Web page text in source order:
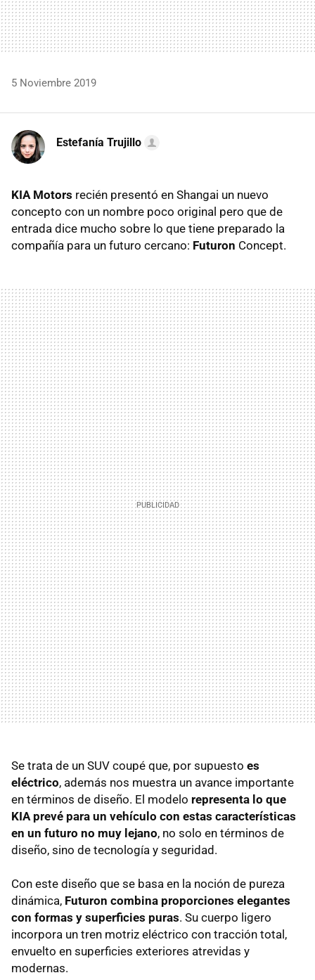
5 Noviembre 2019
Estefanía Trujillo
KIA Motors recién presentó en Shangai un nuevo
concepto con un nombre poco original pero que de
entrada dice mucho sobre lo que tiene preparado la
compañía para un futuro cercano: Futuron Concept.
Se trata de un SUV coupé que, por supuesto es
eléctrico, además nos muestra un avance importante
en términos de diseño. El modelo representa lo que
KIA prevé para un vehículo con estas características
en un futuro no muy lejano, no solo en términos de
diseño, sino de tecnología y seguridad.
Con este diseño que se basa en la noción de pureza
dinámica, Futuron combina proporciones elegantes
con formas y superficies puras. Su cuerpo ligero
incorpora un tren motriz eléctrico con tracción total,
envuelto en superficies exteriores atrevidas y
modernas.